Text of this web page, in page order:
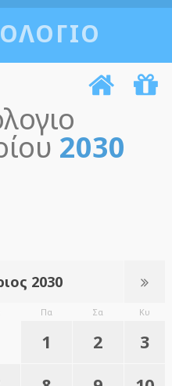
2030
2030
Πα Σα Κυ
1 2
3